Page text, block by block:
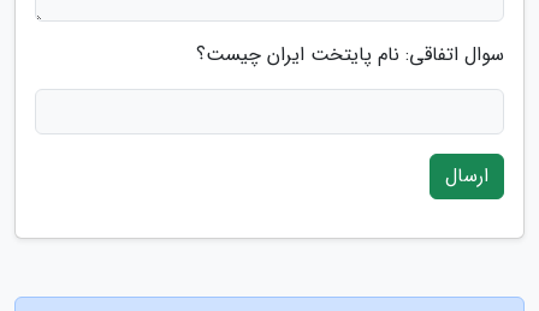
سوال اتفاقی: نام پایتخت ایران چیست؟
ارسال